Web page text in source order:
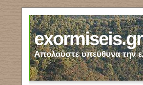
exormiseis.gr
Απολαύστε υπεύθυνα την